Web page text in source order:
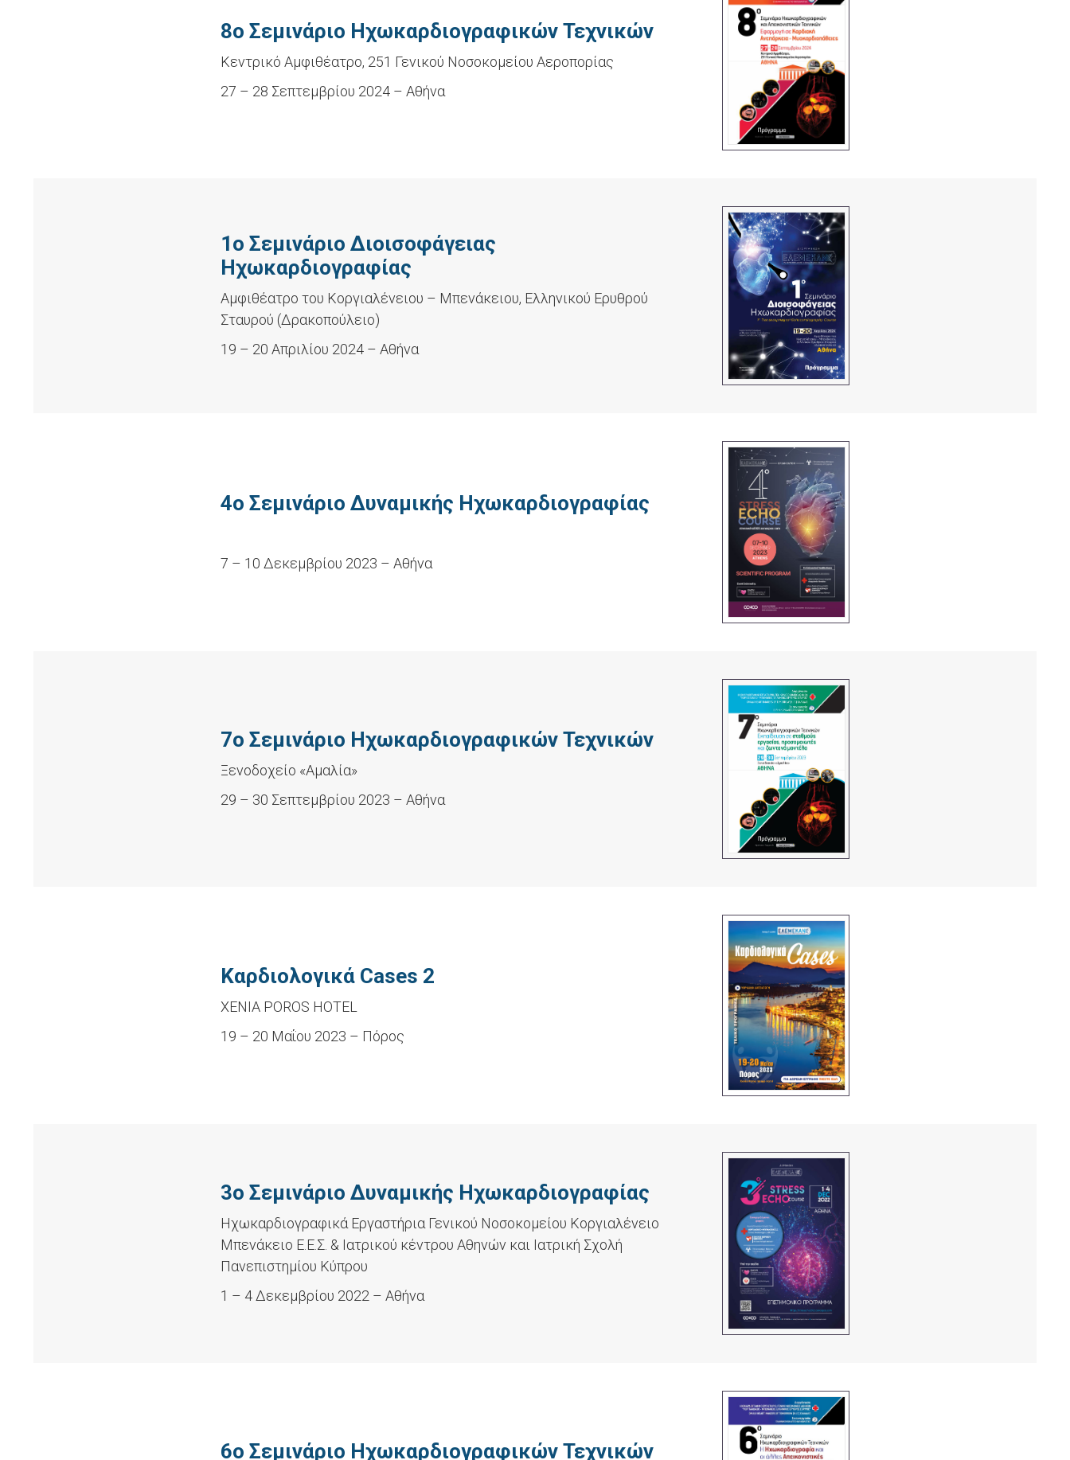
8ο Σεμινάριο Ηχωκαρδιογραφικών Τεχνικών
Κεντρικό Αμφιθέατρο, 251 Γενικού Νοσοκομείου Αεροπορίας
27 – 28 Σεπτεμβρίου 2024 – Αθήνα
1ο Σεμινάριο Διοισοφάγειας
Ηχωκαρδιογραφίας
Aμφιθέατρο του Κοργιαλένειου – Μπενάκειου, Ελληνικού Ερυθρού
Σταυρού (Δρακοπούλειο)
19 – 20 Απριλίου 2024 – Αθήνα
4ο Σεμινάριο Δυναμικής Ηχωκαρδιογραφίας
7 – 10 Δεκεμβρίου 2023 – Αθήνα
7ο Σεμινάριο Ηχωκαρδιογραφικών Τεχνικών
Ξενοδοχείο «Αμαλία»
29 – 30 Σεπτεμβρίου 2023 – Αθήνα
Καρδιολογικά Cases 2
XENIA POROS HOTEL
19 – 20 Μαΐου 2023 – Πόρος
3ο Σεμινάριο Δυναμικής Ηχωκαρδιογραφίας
Ηχωκαρδιογραφικά Εργαστήρια Γενικού Νοσοκομείου Κοργιαλένειο
Μπενάκειο Ε.Ε.Σ. & Ιατρικού κέντρου Αθηνών και Ιατρική Σχολή
Πανεπιστημίου Κύπρου
1 – 4 Δεκεμβρίου 2022 – Αθήνα
6ο Σεμινάριο Ηχωκαρδιογραφικών Τεχνικών